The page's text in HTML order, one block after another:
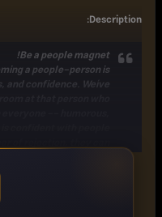
Description
:
Be a people magnet!
a people-person is
and confidence. Weíve
Anyone
for better
you will be able to